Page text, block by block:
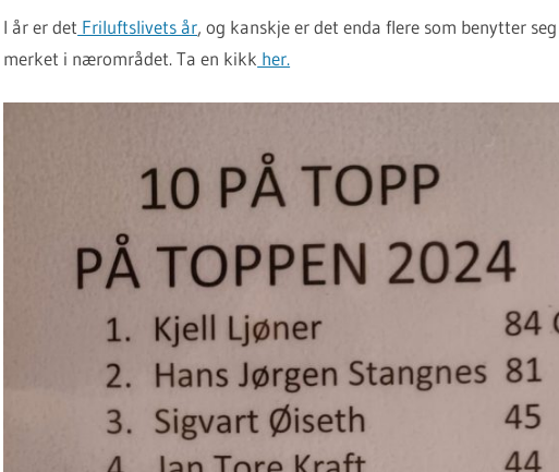
I år er det Friluftslivets år, og kanskje er det enda flere som benytter
merket i nærområdet. Ta en kikk her.